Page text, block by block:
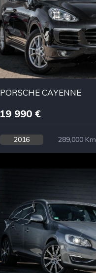
PORSCHE CAYENNE
19 990 €
2016 289,000 Km